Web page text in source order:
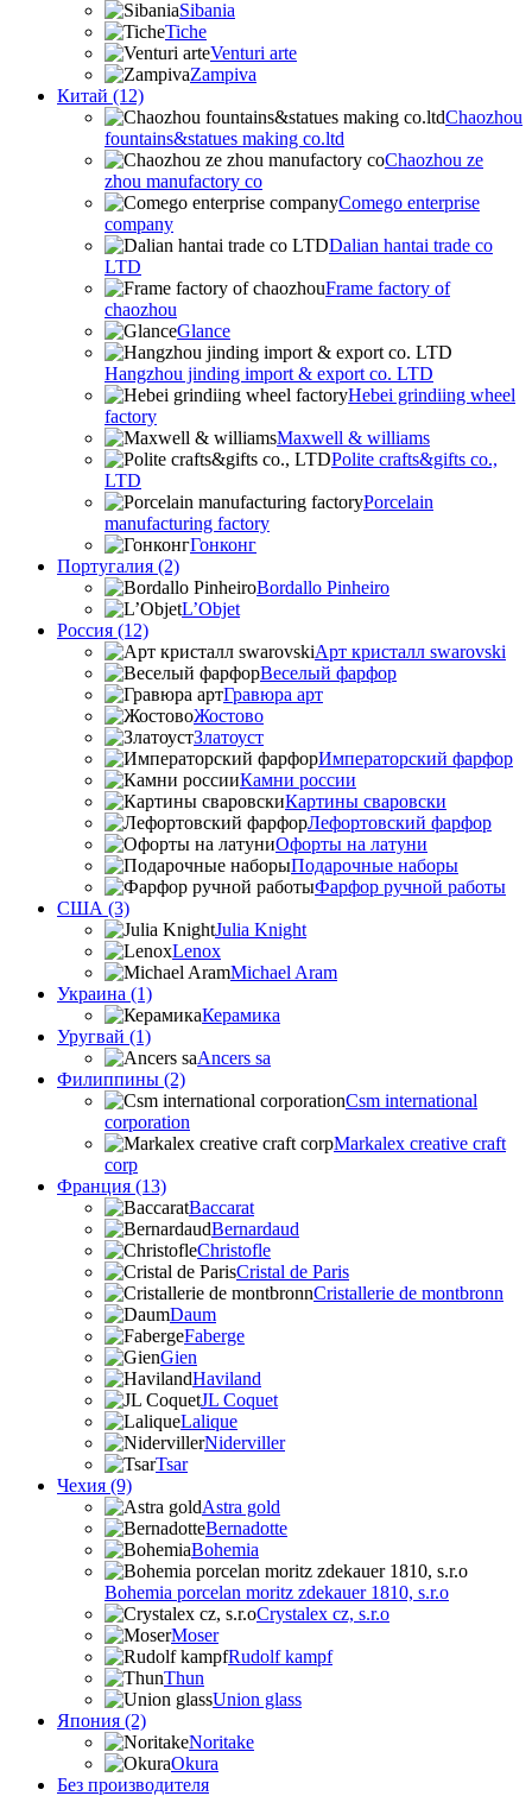
Sibania
Tiche
Venturi arte
Zampiva
Китай (12)
Chaozhou
fountains&statues making co.ltd
Chaozhou ze
zhou manufactory co
Comego enterprise
company
Dalian hantai trade co
LTD
Frame factory of
chaozhou
Glance
Hangzhou jinding import & export co. LTD
Hebei grindiing wheel
factory
Maxwell & williams
Polite crafts&gifts co.,
LTD
Porcelain
manufacturing factory
Гонконг
Португалия (2)
Bordallo Pinheiro
L’Objet
Россия (12)
Арт кристалл swarovski
Веселый фарфор
Гравюра арт
Жостово
Златоуст
Императорский фарфор
Камни россии
Картины сваровски
Лефортовский фарфор
Офорты на латуни
Подарочные наборы
Фарфор ручной работы
США (3)
Julia Knight
Lenox
Michael Aram
Украина (1)
Керамика
Уругвай (1)
Ancers sa
Филиппины (2)
Csm international
corporation
Markalex creative craft
corp
Франция (13)
Baccarat
Bernardaud
Christofle
Cristal de Paris
Cristallerie de montbronn
Daum
Faberge
Gien
Haviland
JL Coquet
Lalique
Niderviller
Tsar
Чехия (9)
Astra gold
Bernadotte
Bohemia
Bohemia porcelan moritz zdekauer 1810, s.r.o
Crystalex cz, s.r.o
Moser
Rudolf kampf
Thun
Union glass
Япония (2)
Noritake
Okura
Без производителя